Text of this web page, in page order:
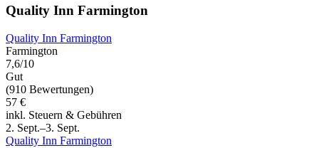
Quality Inn Farmington
Quality Inn Farmington
Farmington
7,6/10
Gut
(910 Bewertungen)
57 €
inkl. Steuern & Gebühren
2. Sept.–3. Sept.
Quality Inn Farmington